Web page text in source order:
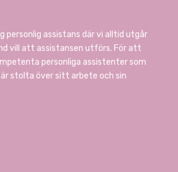
personlig assistans där vi alltid utgår
vill att assistansen utförs. För att
personliga assistenter som
stolta över sitt arbete och sin